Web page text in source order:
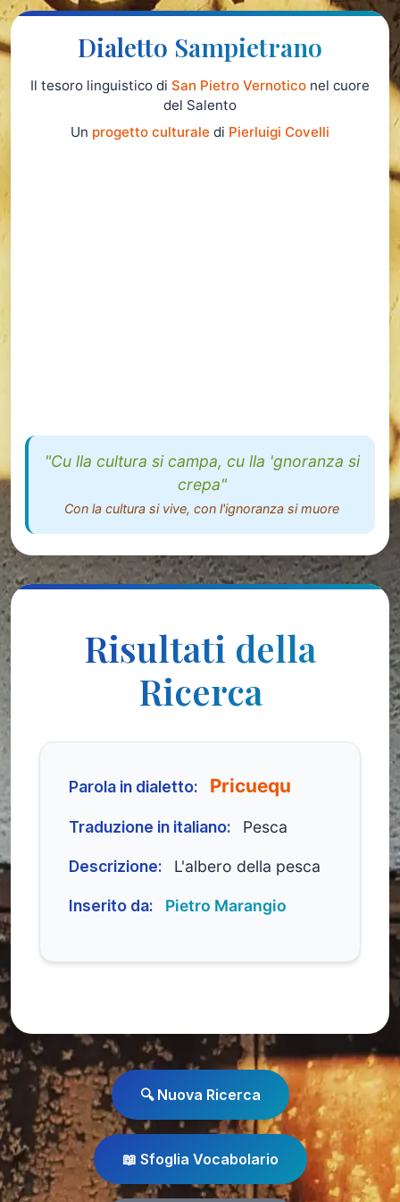
Dialetto Sampietrano
Il tesoro linguistico di San Pietro Vernotico nel cuore
del Salento
Un progetto culturale di Pierluigi Covelli
"Cu lla cultura si campa, cu lla 'gnoranza si
crepa"
Con la cultura si vive, con l'ignoranza si muore
Risultati della
Ricerca
Parola in dialetto: Pricuequ
Traduzione in italiano: Pesca
Descrizione: L'albero della pesca
Inserito da: Pietro Marangio
🔍 Nuova Ricerca
📖 Sfoglia Vocabolario